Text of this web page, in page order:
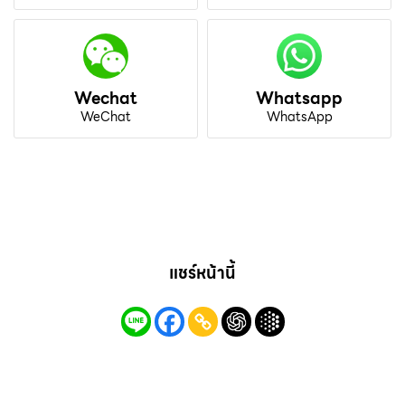
Wechat
WeChat
Whatsapp
WhatsApp
แชร์หน้านี้